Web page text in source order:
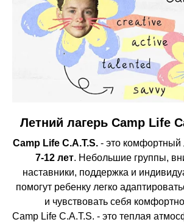
Летний лагерь Camp Life
Camp Life C.A.T.S.- это комфортный
7-12 лет. Небольшие группы,
наставники, поддержка и
помогут ребенку легко
и чувствовать себя
Camp Life C.A.T.S. - это теплая